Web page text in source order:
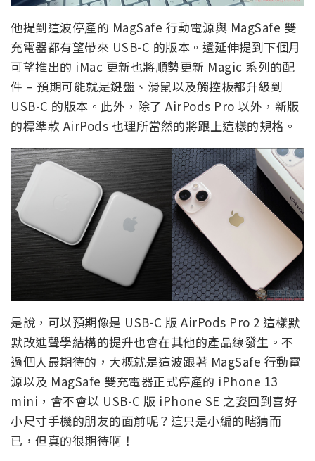
他提到這波停產的 MagSafe 行動電源與 MagSafe 雙
充電器都有望帶來 USB-C 的版本。還延伸提到下個月
可望推出的 iMac 更新也將順勢更新 Magic 系列的配
件 – 預期可能就是鍵盤、滑鼠以及觸控板都升級到
USB-C 的版本。此外，除了 AirPods Pro 以外，新版
的標準款 AirPods 也理所當然的將跟上這樣的規格。
是說，可以預期像是 USB-C 版 AirPods Pro 2 這樣默
默改進聲學結構的提升也會在其他的產品線發生。不
過個人最期待的，大概就是這波跟著 MagSafe 行動電
源以及 MagSafe 雙充電器正式停產的 iPhone 13
mini，會不會以 USB-C 版 iPhone SE 之姿回到喜好
小尺寸手機的朋友的面前呢？這只是小編的瞎猜而
已，但真的很期待啊！